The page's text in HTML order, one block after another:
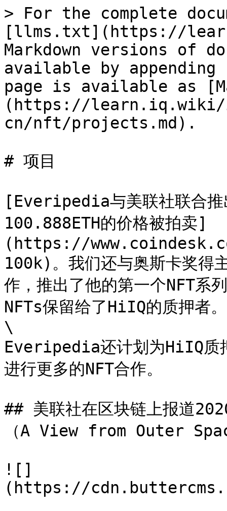
> For the complete
[llms.txt](https://
Markdown versions of
available by
page is available as
(https://learn.iq.wiki/
cn/nft/projects.md).
# 项目
[Everipedia与美联社联合推
100.888ETH的价格被拍卖]
(https://
100k)。我们还与奥斯卡奖
作，推出了他的第一个NFT
NFTs保留给了HiIQ的质押者
\
Everipedia还计划为HiIQ质
进行更多的NFT合作。
## 美联社在区块链上报道
（A View from Outer
![]
(https://